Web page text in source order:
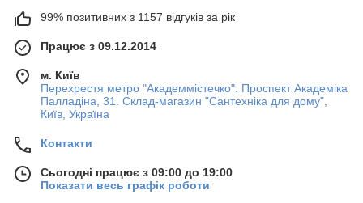
99% позитивних з 1157 відгуків за рік
Працює з 09.12.2014
м. Київ
Перехрестя метро "Академмістечко". Проспект Академіка
Палладіна, 31. Склад-магазин "Сантехніка для дому",
Київ, Україна
Контакти
Сьогодні працює з 09:00 до 19:00
Показати весь графік роботи